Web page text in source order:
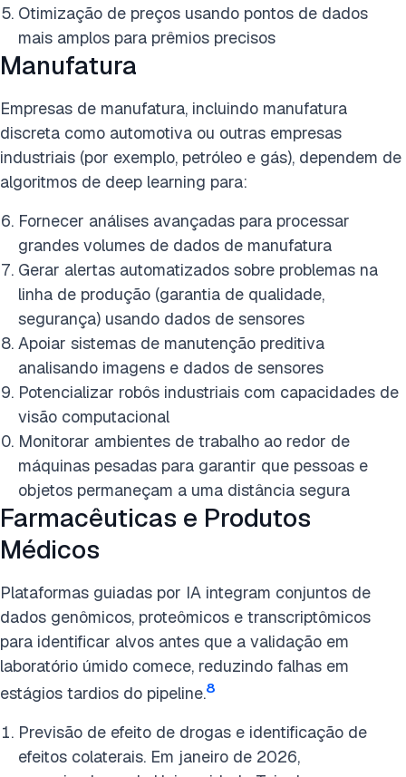
Otimização de preços usando pontos de dados
mais amplos para prêmios precisos
Manufatura
Empresas de manufatura, incluindo manufatura
discreta como automotiva ou outras empresas
industriais (por exemplo, petróleo e gás), dependem de
algoritmos de deep learning para:
Fornecer análises avançadas para processar
grandes volumes de dados de manufatura
Gerar alertas automatizados sobre problemas na
linha de produção (garantia de qualidade,
segurança) usando dados de sensores
Apoiar sistemas de manutenção preditiva
analisando imagens e dados de sensores
Potencializar robôs industriais com capacidades de
visão computacional
Monitorar ambientes de trabalho ao redor de
máquinas pesadas para garantir que pessoas e
objetos permaneçam a uma distância segura
Farmacêuticas e Produtos
Médicos
Plataformas guiadas por IA integram conjuntos de
dados genômicos, proteômicos e transcriptômicos
para identificar alvos antes que a validação em
laboratório úmido comece, reduzindo falhas em
estágios tardios do pipeline.8
Previsão de efeito de drogas e identificação de
efeitos colaterais. Em janeiro de 2026,